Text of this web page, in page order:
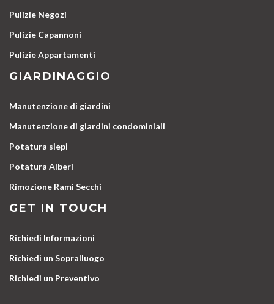
Pulizie Negozi
Pulizie Capannoni
Pulizie Appartamenti
GIARDINAGGIO
Manutenzione di giardini
Manutenzione di giardini condominiali
Potatura siepi
Potatura Alberi
Rimozione Rami Secchi
GET IN TOUCH
Richiedi Informazioni
Richiedi un Sopralluogo
Richiedi un Preventivo